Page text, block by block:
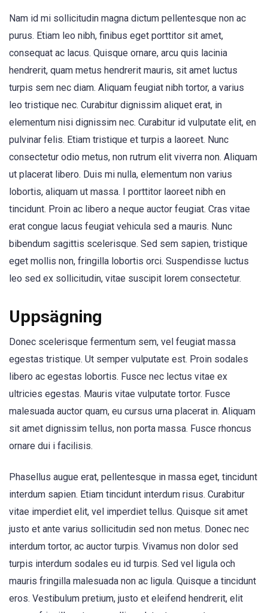
Nam id mi sollicitudin magna dictum pellentesque non ac
purus. Etiam leo nibh, finibus eget porttitor sit amet,
consequat ac lacus. Quisque ornare, arcu quis lacinia
hendrerit, quam metus hendrerit mauris, sit amet luctus
turpis sem nec diam. Aliquam feugiat nibh tortor, a varius
leo tristique nec. Curabitur dignissim aliquet erat, in
elementum nisi dignissim nec. Curabitur id vulputate elit, en
pulvinar felis. Etiam tristique et turpis a laoreet. Nunc
consectetur odio metus, non rutrum elit viverra non. Aliquam
ut placerat libero. Duis mi nulla, elementum non varius
lobortis, aliquam ut massa. I porttitor laoreet nibh en
tincidunt. Proin ac libero a neque auctor feugiat. Cras vitae
erat congue lacus feugiat vehicula sed a mauris. Nunc
bibendum sagittis scelerisque. Sed sem sapien, tristique
eget mollis non, fringilla lobortis orci. Suspendisse luctus
leo sed ex sollicitudin, vitae suscipit lorem consectetur.
Uppsägning
Donec scelerisque fermentum sem, vel feugiat massa
egestas tristique. Ut semper vulputate est. Proin sodales
libero ac egestas lobortis. Fusce nec lectus vitae ex
ultricies egestas. Mauris vitae vulputate tortor. Fusce
malesuada auctor quam, eu cursus urna placerat in. Aliquam
sit amet dignissim tellus, non porta massa. Fusce rhoncus
ornare dui i facilisis.
Phasellus augue erat, pellentesque in massa eget, tincidunt
interdum sapien. Etiam tincidunt interdum risus. Curabitur
vitae imperdiet elit, vel imperdiet tellus. Quisque sit amet
justo et ante varius sollicitudin sed non metus. Donec nec
interdum tortor, ac auctor turpis. Vivamus non dolor sed
turpis interdum sodales eu id turpis. Sed vel ligula och
mauris fringilla malesuada non ac ligula. Quisque a tincidunt
eros. Vestibulum pretium, justo et eleifend hendrerit, elit